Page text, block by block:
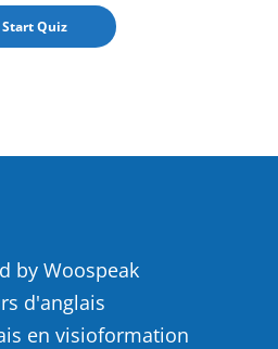
by Woospeak
d'anglais
en visioformation